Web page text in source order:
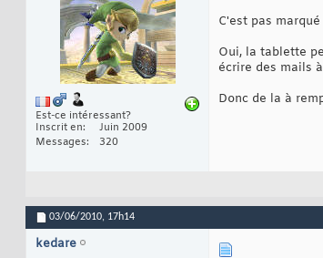
Est-ce intéressant?
Inscrit en
Juin 2009
Messages
320
C'est pas
Oui, la tablette
écrire des mails
Donc de la à
03/06/2010, 17h14
kedare